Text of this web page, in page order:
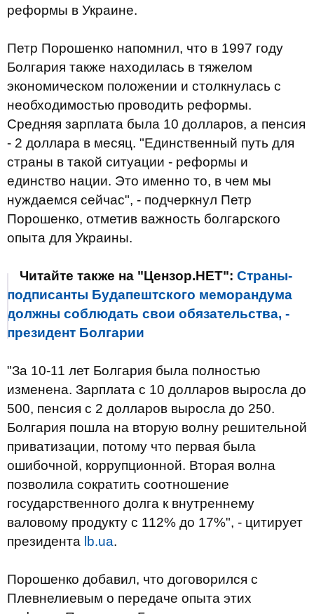
реформы в Украине.
Петр Порошенко напомнил, что в 1997 году
Болгария также находилась в тяжелом
экономическом положении и столкнулась с
необходимостью проводить реформы.
Средняя зарплата была 10 долларов, а пенсия
- 2 доллара в месяц. "Единственный путь для
страны в такой ситуации - реформы и
единство нации. Это именно то, в чем мы
нуждаемся сейчас", - подчеркнул Петр
Порошенко, отметив важность болгарского
опыта для Украины.
Читайте также на "Цензор.НЕТ": Страны-
подписанты Будапештского меморандума
должны соблюдать свои обязательства, -
президент Болгарии
"За 10-11 лет Болгария была полностью
изменена. Зарплата с 10 долларов выросла до
500, пенсия с 2 долларов выросла до 250.
Болгария пошла на вторую волну решительной
приватизации, потому что первая была
ошибочной, коррупционной. Вторая волна
позволила сократить соотношение
государственного долга к внутреннему
валовому продукту с 112% до 17%", - цитирует
президента
lb.ua.
Порошенко добавил, что договорился с
Плевнелиевым о передаче опыта этих